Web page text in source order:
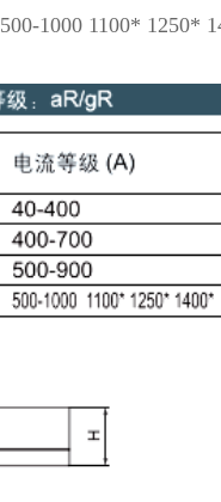
500-1000 1100* 1250*